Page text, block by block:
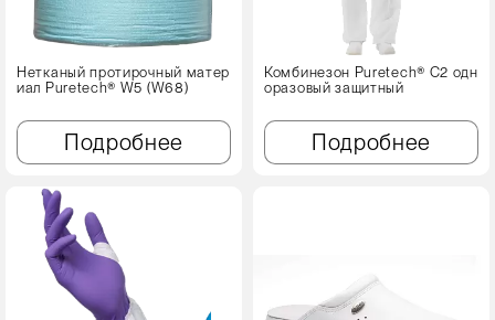
Нетканый протирочный матер
иал Puretech® W5 (W68)
Подробнее
Комбинезон Puretech® C2 одн
оразовый защитный
Подробнее